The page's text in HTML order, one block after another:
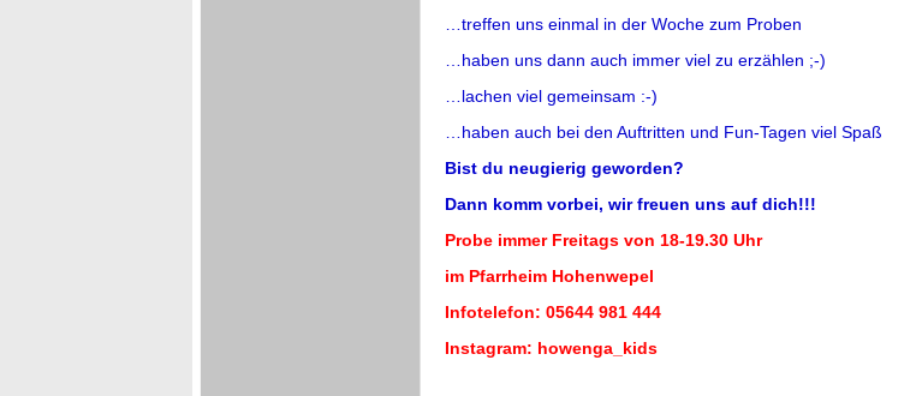
…treffen uns einmal in der Woche zum Proben
…haben uns dann auch immer viel zu erzählen ;-)
…lachen viel gemeinsam :-)
…haben auch bei den Auftritten und Fun-Tagen viel Spaß
Bist du neugierig geworden?
Dann komm vorbei, wir freuen uns auf dich!!!
Probe immer Freitags von 18-19.30 Uhr
im Pfarrheim Hohenwepel
Infotelefon: 05644 981 444
Instagram: howenga_kids